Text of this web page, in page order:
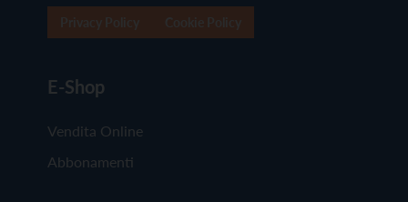
E-Shop
Vendita Online
Abbonamenti